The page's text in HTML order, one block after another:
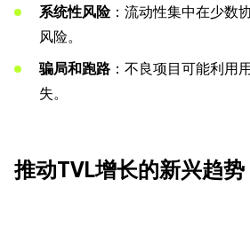
系统性风险：流动性集中在少数
风险。
骗局和跑路 ：不良项目可能利用
失。
推动TVL增长的新兴趋势